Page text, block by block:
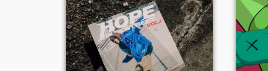
Hope On The
Street Vol.1